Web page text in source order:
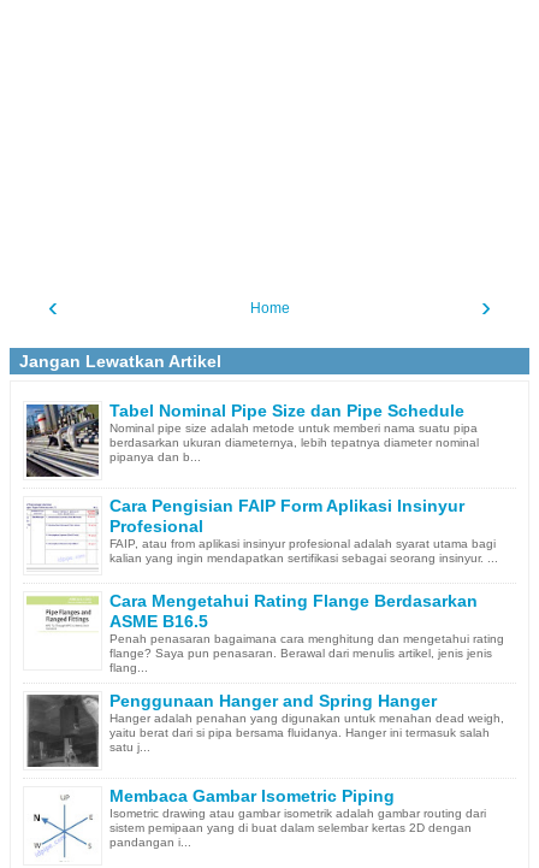
‹ ›
Home
Jangan Lewatkan Artikel
Tabel Nominal Pipe Size dan Pipe Schedule
Nominal pipe size adalah metode untuk memberi nama suatu pipa
berdasarkan ukuran diameternya, lebih tepatnya diameter nominal
pipanya dan b...
Cara Pengisian FAIP Form Aplikasi Insinyur
Profesional
FAIP, atau from aplikasi insinyur profesional adalah syarat utama bagi
kalian yang ingin mendapatkan sertifikasi sebagai seorang insinyur. ...
Cara Mengetahui Rating Flange Berdasarkan
ASME B16.5
Penah penasaran bagaimana cara menghitung dan mengetahui rating
flange? Saya pun penasaran. Berawal dari menulis artikel, jenis jenis
flang...
Penggunaan Hanger and Spring Hanger
Hanger adalah penahan yang digunakan untuk menahan dead weigh,
yaitu berat dari si pipa bersama fluidanya. Hanger ini termasuk salah
satu j...
Membaca Gambar Isometric Piping
Isometric drawing atau gambar isometrik adalah gambar routing dari
sistem pemipaan yang di buat dalam selembar kertas 2D dengan
pandangan i...